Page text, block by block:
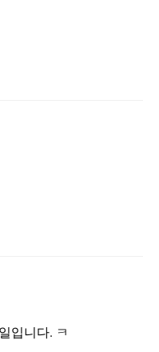
입니다. ㅋ